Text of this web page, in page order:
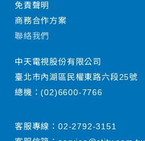
免責聲明
商務合作方案
聯絡我們
中天電視股份有限公司
臺北市內湖區民權東路六段25號
總機：(02)6600-7766
客服專線： 02-2792-3151